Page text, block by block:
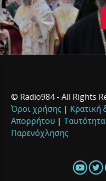
© Radio984 - All Rights
Όροι χρήσης | Κρατική
Απορρήτου | Ταυτότητα
Παρενόχλησης